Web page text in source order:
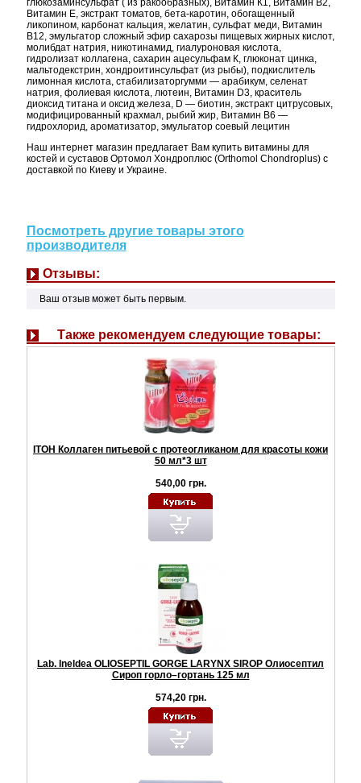
глюкозаминсульфат ( из ракообразных), Витамин К1, Витамин В2,
Витамин E, экстракт томатов, бета-каротин, обогащенный
ликопином, карбонат кальция, желатин, сульфат меди, Витамин
В12, эмульгатор сложный эфир сахарозы пищевых жирных кислот,
молибдат натрия, никотинамид, гиалуроновая кислота,
гидролизат коллагена, сахарин ацесульфам К, глюконат цинка,
мальтодекстрин, хондроитинсульфат (из рыбы), подкислитель
лимонная кислота, стабилизаторгумми — арабикум, селенат
натрия, фолиевая кислота, лютеин, Витамин D3, краситель
диоксид титана и оксид железа, D — биотин, экстракт цитрусовых,
модифицированный крахмал, рыбий жир, Витамин В6 —
гидрохлорид, ароматизатор, эмульгатор соевый лецитин
Наш интернет магазин предлагает Вам купить витамины для
костей и суставов Ортомол Хондроплюс (Orthomol Chondroplus) с
доставкой по Киеву и Украине.
Посмотреть другие товары этого
производителя
Отзывы:
Ваш отзыв может быть первым.
Также рекомендуем следующие товары:
ITOH Коллаген питьевой с протеогликаном для красоты кожи
50 мл*3 шт
540,00 грн.
Lab. Ineldea OLIOSEPTIL GORGE LARYNX SIROP Олиосептил
Сироп горло–гортань 125 мл
574,20 грн.